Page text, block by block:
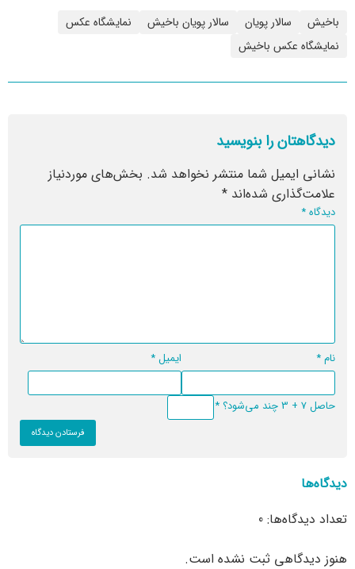
باخیش سالار پویان سالار پویان باخیش
نمایشگاه عکس
نمایشگاه عکس باخیش
دیدگاهتان را بنویسید
نشانی ایمیل شما منتشر نخواهد شد. بخش‌های موردنیاز
علامت‌گذاری شده‌اند *
دیدگاه*
نام* ایمیل*
حاصل 7 + 3 چند می‌شود؟ *
دیدگاه‌ها
تعداد دیدگاه‌ها: 0
هنوز دیدگاهی ثبت نشده است.